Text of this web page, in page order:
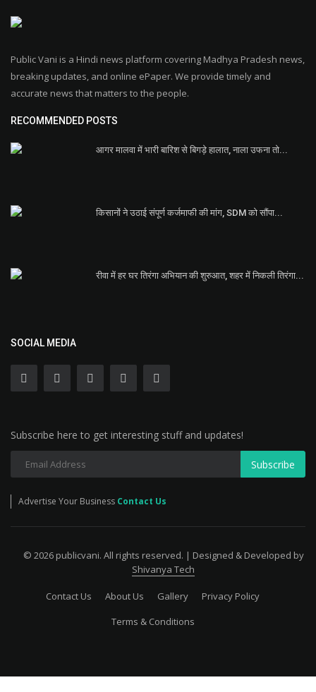
Public Vani is a Hindi news platform covering Madhya Pradesh news,
breaking updates, and online ePaper. We provide timely and
accurate news that matters to the people.
RECOMMENDED POSTS
आगर मालवा में भारी बारिश से बिगड़े हालात, नाला उफना तो...
किसानों ने उठाई संपूर्ण कर्जमाफी की मांग, SDM को सौंपा...
रीवा में हर घर तिरंगा अभियान की शुरुआत, शहर में निकली तिरंगा...
SOCIAL MEDIA
Subscribe here to get interesting stuff and updates!
Subscribe
Advertise Your Business Contact Us
© 2026 publicvani. All rights reserved. | Designed & Developed by
Shivanya Tech
Contact Us About Us Gallery
Privacy Policy
Terms & Conditions